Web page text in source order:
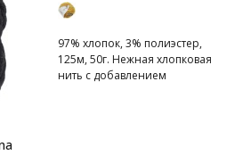
97% хлопок, 3% полиэстер,
125м, 50г. Нежная хлопковая
нить с добавлением